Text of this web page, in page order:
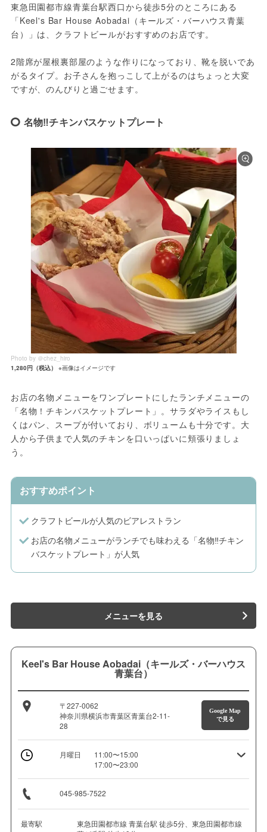
東急田園都市線青葉台駅西口から徒歩5分のところにある
「Keel's Bar House Aobadai（キールズ・バーハウス青葉
台）」は、クラフトビールがおすすめのお店です。
2階席が屋根裏部屋のような作りになっており、靴を脱いであ
がるタイプ。お子さんを抱っこして上がるのはちょっと大変
ですが、のんびりと過ごせます。
名物‼チキンバスケットプレート
Photo by ＠chez_hiro
1,280円（税込）
※画像はイメージです
お店の名物メニューをワンプレートにしたランチメニューの
「名物！チキンバスケットプレート」。サラダやライスもし
くはパン、スープが付いており、ボリュームも十分です。大
人から子供まで人気のチキンを口いっぱいに頬張りましょ
う。
おすすめポイント
クラフトビールが人気のビアレストラン
お店の名物メニューがランチでも味わえる「名物‼チキン
バスケットプレート」が人気
メニューを見る
Keel's Bar House Aobadai（キールズ・バーハウス
青葉台）
〒227-0062
神奈川県横浜市青葉区青葉台2-11-
28
Google Map
で見る
月曜日
11:00〜15:00
17:00〜23:00
045-985-7522
最寄駅
東急田園都市線 青葉台駅 徒歩5分、東急田園都市線